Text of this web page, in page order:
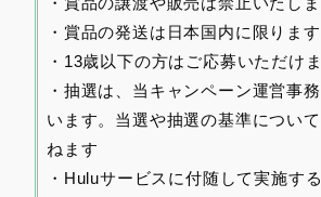
・賞品の発送は日本国内に限ります
・13歳以下の方はご応募いただけ
・抽選は、当キャンペーン運営事
います。当選や抽選の基準につい
ねます
・Huluサービスに付随して実施す